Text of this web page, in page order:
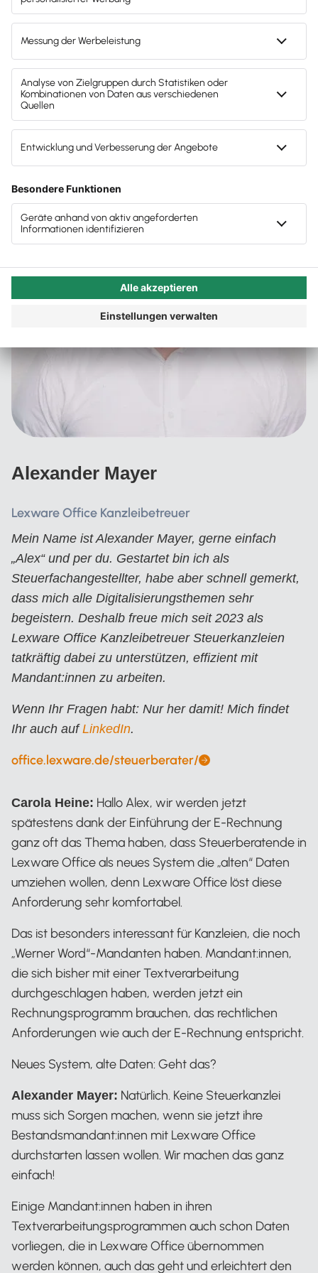
Kanzleibetreuer Alexander Mayer erklärt In diesem
übernehmen. Mit Video.
Autor:in:Carola Heine
Veröffentlicht:22.07.2024
Kategorie:
Alexander Mayer
Alexander Mayer
Lexware Office Kanzleibetreuer
Mein Name ist Alexander Mayer, gerne einfach
„Alex“ und per du. Gestartet bin ich als
Steuerfachangestellter, habe aber schnell gemerkt,
dass mich alle Digitalisierungsthemen sehr
begeistern. Deshalb freue mich seit 2023 als
Lexware Office Kanzleibetreuer Steuerkanzleien
tatkräftig dabei zu unterstützen, effizient mit
Mandant:innen zu arbeiten.
Wenn Ihr Fragen habt: Nur her damit! Mich findet
Ihr auch aufLinkedIn.
office.lexware.de/steuerberater/
Carola Heine: Hallo Alex, wir werden jetzt
spätestens dank der Einführung der E-Rechnung
ganz oft das Thema haben, dass Steuerberatende in
Lexware Office als neues System die „alten“ Daten
umziehen wollen, denn Lexware Office löst diese
Anforderung sehr komfortabel.
Das ist besonders interessant für Kanzleien, die noch
„Werner Word“-Mandanten haben. Mandant:innen,
die sich bisher mit einer Textverarbeitung
durchgeschlagen haben, werden jetzt ein
Rechnungsprogramm brauchen, das rechtlichen
Anforderungen wie auch der E-Rechnung entspricht.
Neues System, alte Daten: Geht das?
Alexander Mayer: Natürlich. Keine Steuerkanzlei
muss sich Sorgen machen, wenn sie jetzt ihre
Bestandsmandant:innen mit Lexware Office
durchstarten lassen wollen. Wir machen das ganz
einfach!
Einige Mandant:innen haben in ihren
Textverarbeitungsprogrammen auch schon Daten
vorliegen, die in Lexware Office übernommen
werden können, auch das geht und erleichtert den